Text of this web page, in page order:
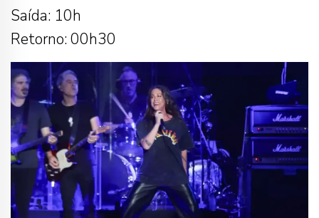
Saída: 10h
Retorno: 00h30